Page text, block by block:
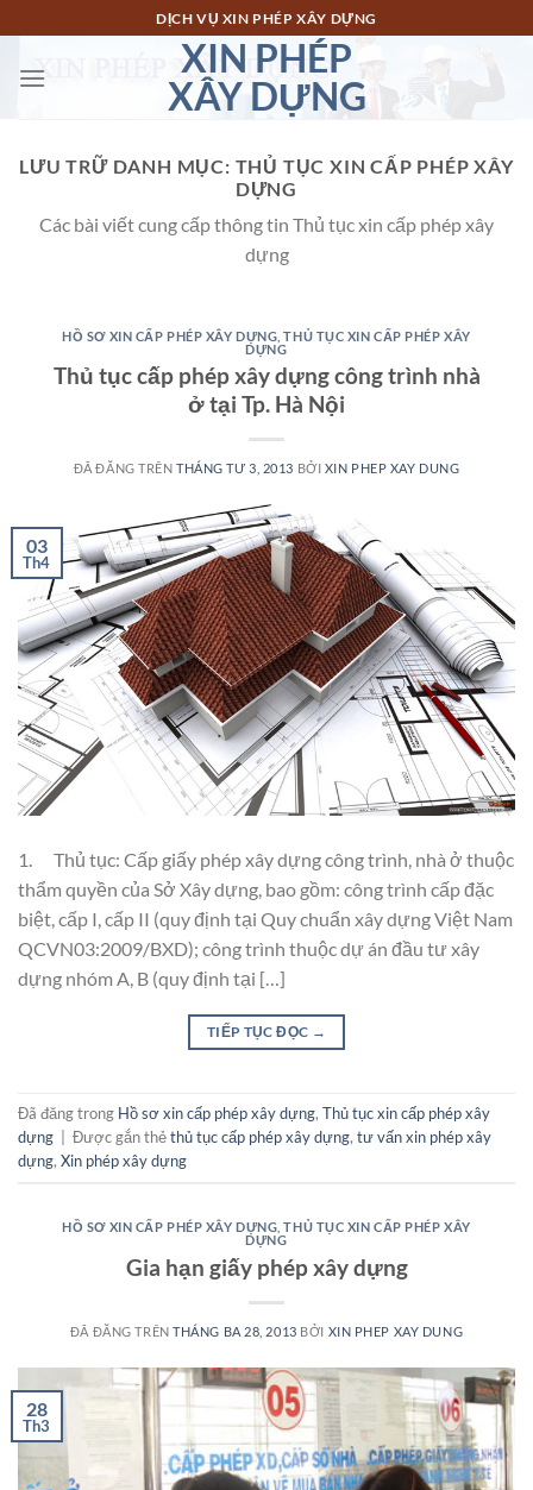
đến
nội
DỊCH VỤ XIN PHÉP XÂY DỰNG
XIN PHÉP
XÂY DỰNG
LƯU TRỮ DANH MỤC: THỦ TỤC XIN CẤP PHÉP XÂY
DỰNG
Các bài viết cung cấp thông tin Thủ tục xin cấp phép xây
dựng
HỒ SƠ XIN CẤP PHÉP XÂY DỰNG ,THỦ TỤC XIN CẤP PHÉP XÂY
DỰNG
Thủ tục cấp phép xây dựng công trình nhà
ở tại Tp. Hà Nội
ĐÃ ĐĂNG TRÊN THÁNG TƯ 3, 2013 BỞI XIN PHEP XAY DUNG
03
Th4
1. Thủ tục: Cấp giấy phép xây dựng công trình, nhà ở thuộc
thẩm quyền của Sở Xây dựng, bao gồm: công trình cấp đặc
biệt, cấp I, cấp II (quy định tại Quy chuẩn xây dựng Việt Nam
QCVN03:2009/BXD); công trình thuộc dự án đầu tư xây
dựng nhóm A, B (quy định tại […]
TIẾP TỤC ĐỌC →
Đã đăng trong Hồ sơ xin cấp phép xây dựng, Thủ tục xin cấp phép xây
dựng
Được gắn thẻthủ tục cấp phép xây dựng, tư vấn xin phép xây
dựng, Xin phép xây dựng
HỒ SƠ XIN CẤP PHÉP XÂY DỰNG ,THỦ TỤC XIN CẤP PHÉP XÂY
DỰNG
Gia hạn giấy phép xây dựng
ĐÃ ĐĂNG TRÊNTHÁNG BA 28, 2013 BỞI XIN PHEP XAY DUNG
28
Th3